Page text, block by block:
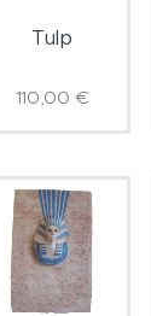
Tulp
110,00 €